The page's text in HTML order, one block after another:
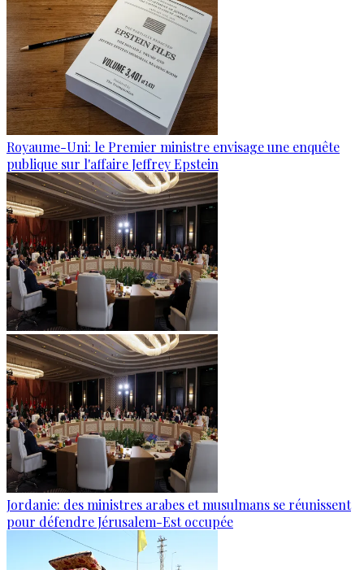
Royaume-Uni: le Premier ministre envisage une enquête
publique sur l'affaire Jeffrey Epstein
Jordanie: des ministres arabes et musulmans se réunissent
pour défendre Jérusalem-Est occupée